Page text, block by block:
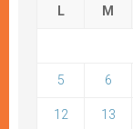
L M
5 6
12 13